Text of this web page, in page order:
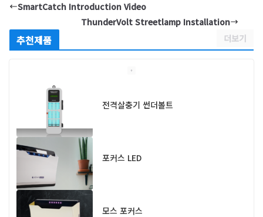
SmartCatch Introduction Video
ThunderVolt Streetlamp Installation
추천제품 더보기
전격살충기 썬더볼트
포커스 LED
모스 포커스